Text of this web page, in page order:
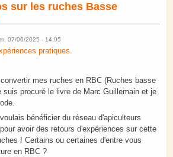
sur les ruches Basse
07/06/2025 - 14:05
pratiques.
mes ruches en RBC (Ruches basse
suis procuré le livre de Marc Guillemain et je
bénéficier du réseau d'apiculteurs
avoir des retours d'expériences sur cette
! Certains ou certaines d'entre vous
en RBC ?